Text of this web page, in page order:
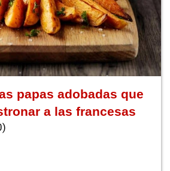
papas adobadas que
a las francesas
)